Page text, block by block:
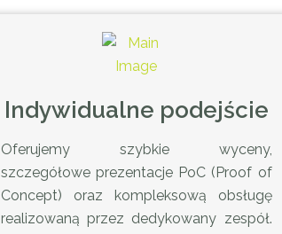
Indywidualne podejście
Oferujemy szybkie wyceny,
szczegółowe prezentacje PoC (Proof of
Concept) oraz kompleksową obsługę
realizowaną przez dedykowany zespół.